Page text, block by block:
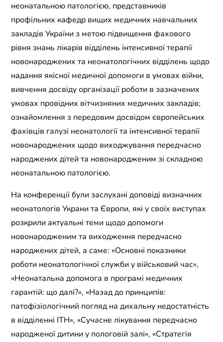
неонатальною патологією, представників
профільних кафедр вищих медичних навчальних
закладів України з метою підвищення фахового
рівня знань лікарів відділень інтенсивної терапії
новонароджених та неонатологічних відділень щодо
надання якісної медичної допомоги в умовах війни,
вивчення досвіду організації роботи в зазначених
умовах провідних вітчизняних медичних закладів;
ознайомлення з передовим досвідом європейських
фахівців галузі неонатології та інтенсивної терапії
новонароджених щодо виходжування передчасно
народжених дітей та новонародженим зі складною
неонатальною патологією.
На конференції були заслухані доповіді визначних
неонатологів Украни та Європи, які у своїх виступах
розкрили актуальні теми щодо допомоги
новонародженим та виходження передчасно
народжених дітей, а саме: «Основні показники
роботи неонатологічної служби у військовий час»,
«Неонатальна допомога в програмі медичних
гарантій: що далі?», «Назад до принципів:
патофізіологічний погляд на дихальну недостатність
в відділенні ITH», «Сучасне лікування передчасно
народженої дитини у пологовій залі», «Стратегія